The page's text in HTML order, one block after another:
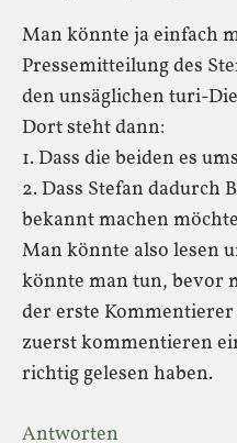
Man könnte ja einfach
Pressemitteilung des
den unsäglichen turi-
Dort steht dann:
1. Dass die beiden es
2. Dass Stefan dadurch
bekannt machen
Man könnte also lesen
könnte man tun, bevor
der erste
zuerst kommentieren
richtig gelesen haben.
Antworten